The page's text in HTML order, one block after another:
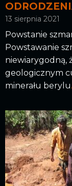
13 sierpnia 2021
Powstanie
Powstawanie
niewiarygodną,
geologicznym
minerału berylu